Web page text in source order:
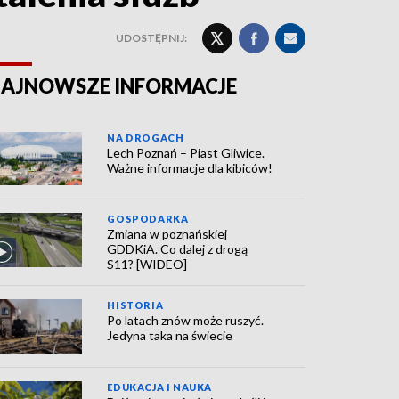
UDOSTĘPNIJ:
INFORMACJE
NA DROGACH
Lech Poznań – Piast Gliwice.
Ważne informacje dla kibiców!
GOSPODARKA
Zmiana w poznańskiej
GDDKiA. Co dalej z drogą
S11? [WIDEO]
HISTORIA
Po latach znów może ruszyć.
Jedyna taka na świecie
EDUKACJA I NAUKA